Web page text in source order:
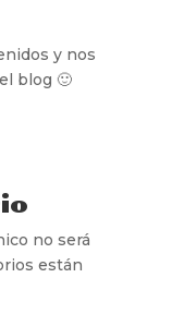
y nos
blog 🙂
no será
están